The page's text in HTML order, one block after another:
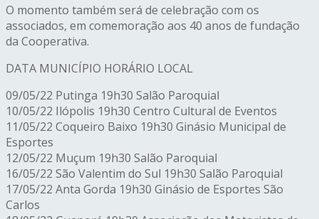
O momento também será de celebração com os
associados, em comemoração aos 40 anos de fundação
da Cooperativa.
DATA MUNICÍPIO HORÁRIO LOCAL
09/05/22 Putinga 19h30 Salão Paroquial
10/05/22 Ilópolis 19h30 Centro Cultural de Eventos
11/05/22 Coqueiro Baixo 19h30 Ginásio Municipal de
Esportes
12/05/22 Muçum 19h30 Salão Paroquial
16/05/22 São Valentim do Sul 19h30 Salão Paroquial
17/05/22 Anta Gorda 19h30 Ginásio de Esportes São
Carlos